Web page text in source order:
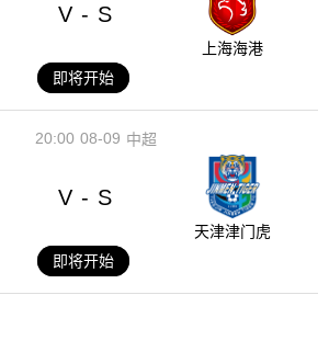
V - S
上海海港
即将开始
08-09
20:00 中超
V - S
天津津门虎
即将开始